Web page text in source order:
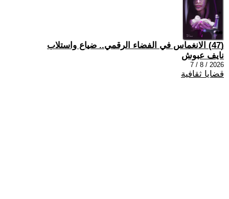
(47) الانغماس في الفضاء الرقمي.. ضياع واستلاب
نايف عبوش
2026 / 8 / 7
قضايا ثقافية